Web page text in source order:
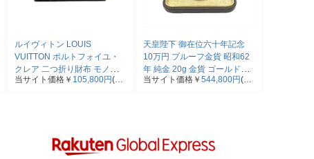
ルイヴィトン LOUIS
VUITTON ポルトフォイユ・
クレア 二つ折り財布 モノグラ
ム アンプラント M80151 ノワ
当サイト価格￥ 105,800円(税
天皇陛下 御在位六十年記念
10万円 プルーフ金貨 昭和62
年 純金 20g 金貨 ゴールド
【中古】
当サイト価格￥ 544,800円(税